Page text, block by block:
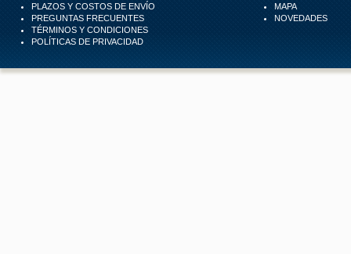
PLAZOS Y COSTOS DE ENVÍO
PREGUNTAS FRECUENTES
TÉRMINOS Y CONDICIONES
POLÍTICAS DE PRIVACIDAD
MAPA
NOVEDADES